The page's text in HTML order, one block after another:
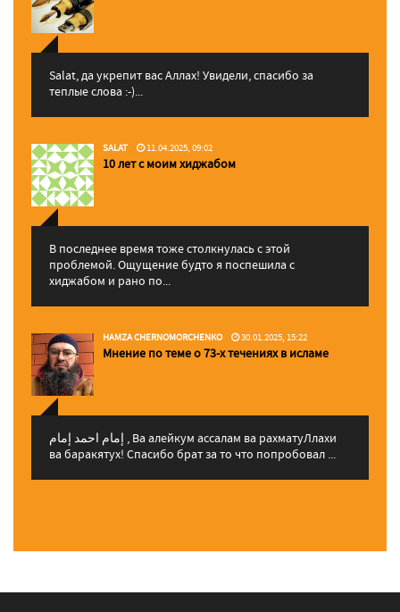
Salat, да укрепит вас Аллаx! Увидели, спасибо за
теплые слова :-)...
SALAT 11.04.2025, 09:02
10 лет с моим хиджабом
В последнее время тоже столкнулась с этой
проблемой. Ощущение будто я поспешила с
хиджабом и рано по...
HAMZA CHERNOMORCHENKO 30.01.2025, 15:22
Мнение по теме о 73-х течениях в исламе
إمام احمد إمام , Ва алейкум ассалам ва рахматуЛлахи
ва баракятух! Спасибо брат за то что попробовал ...